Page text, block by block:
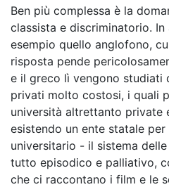
Ben più complessa è la
classista e discriminatorio. In
esempio quello anglofono,
risposta pende
e il greco lì vengono studiati
privati molto costosi, i quali
università altrettanto private
esistendo un ente statale
universitario - il sistema
tutto episodico e palliativo,
che ci raccontano i film e le